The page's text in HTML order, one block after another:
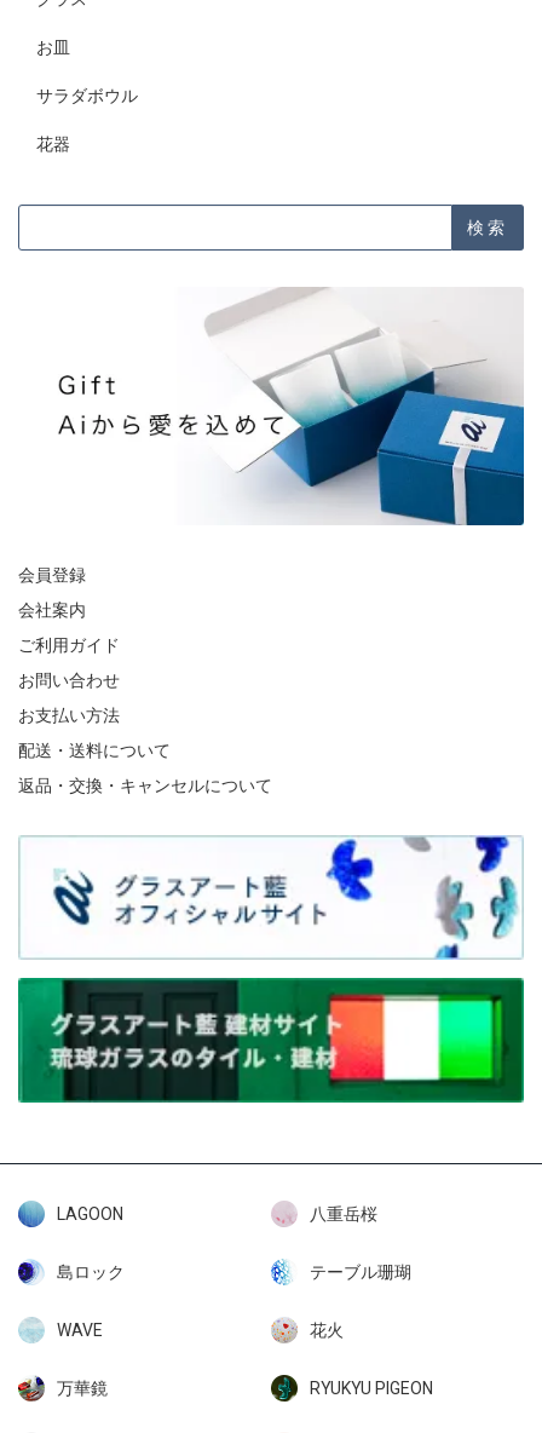
お皿
サラダボウル
花器
検索
会員登録
会社案内
ご利用ガイド
お問い合わせ
お支払い方法
配送・送料について
返品・交換・キャンセルについて
LAGOON 八重岳桜
島ロック テーブル珊瑚
WAVE 花火
万華鏡 RYUKYU PIGEON